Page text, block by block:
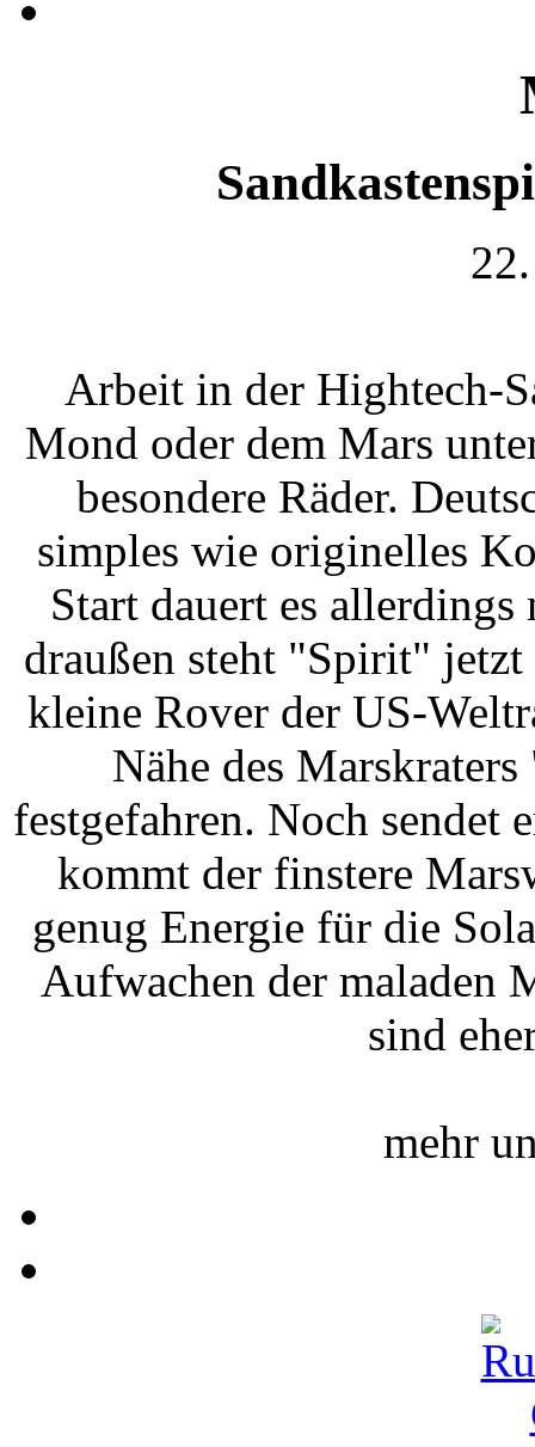
Arbeit in der Hightech-
Mond oder dem Mars
besondere Räder.
simples wie originelles
Start dauert es
draußen steht "Spirit"
kleine Rover der US-
Nähe des
festgefahren. Noch sendet
kommt der finstere
genug Energie für die
Aufwachen der maladen
sind
mehr